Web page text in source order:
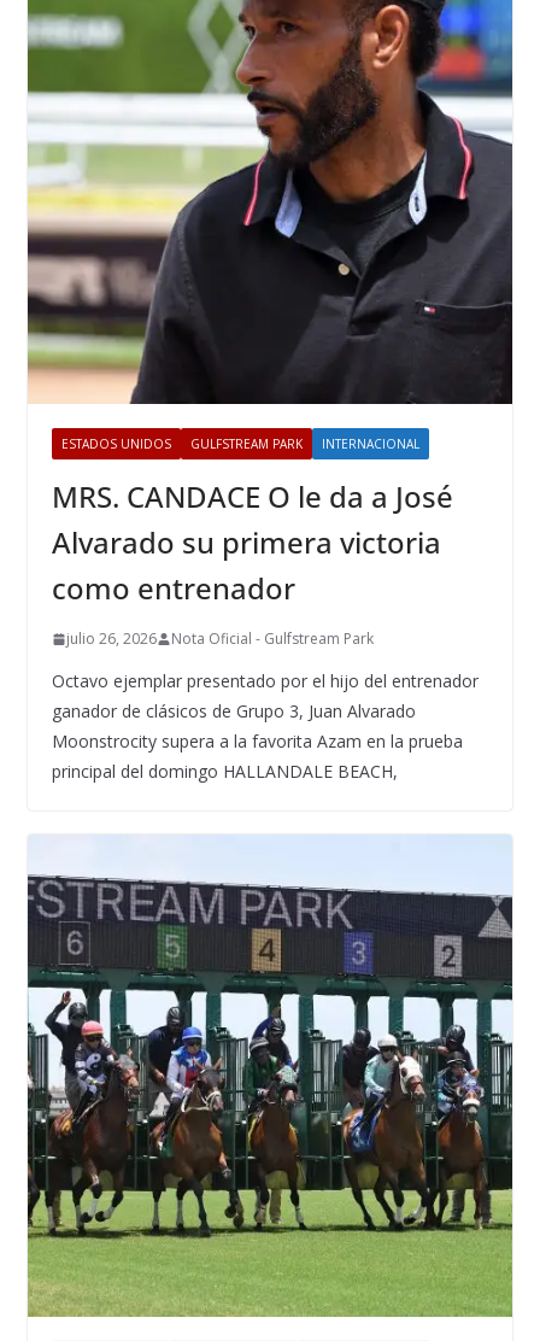
ESTADOS UNIDOS GULFSTREAM PARK INTERNACIONAL
MRS. CANDACE O le da a José
Alvarado su primera victoria
como entrenador
julio 26, 2026 Nota Oficial - Gulfstream Park
Octavo ejemplar presentado por el hijo del entrenador
ganador de clásicos de Grupo 3, Juan Alvarado
Moonstrocity supera a la favorita Azam en la prueba
principal del domingo HALLANDALE BEACH,